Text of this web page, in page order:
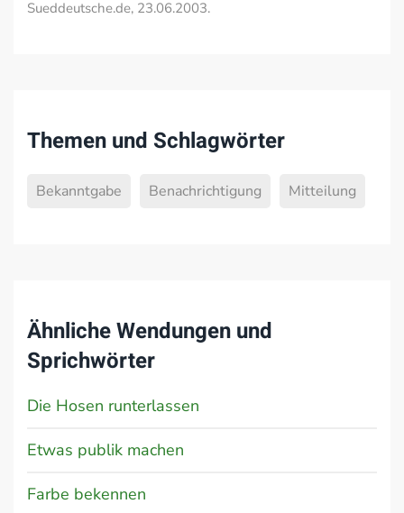
Sueddeutsche.de, 23.06.2003.
Themen und Schlagwörter
Bekanntgabe Benachrichtigung Mitteilung
Ähnliche Wendungen und
Sprichwörter
Die Hosen runterlassen
Etwas publik machen
Farbe bekennen